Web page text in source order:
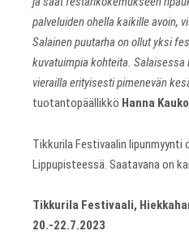
palveluiden ohella kaikille avoin,
Salainen puutarha on ollut yksi
kuvatuimpia kohteita. Salaisessa
vierailla erityisesti pimenevän
tuotantopäällikkö Hanna
Tikkurila Festivaalin lipunmyynti
Lippupisteessä. Saatavana on
Tikkurila Festivaali,
20.-22.7.2023